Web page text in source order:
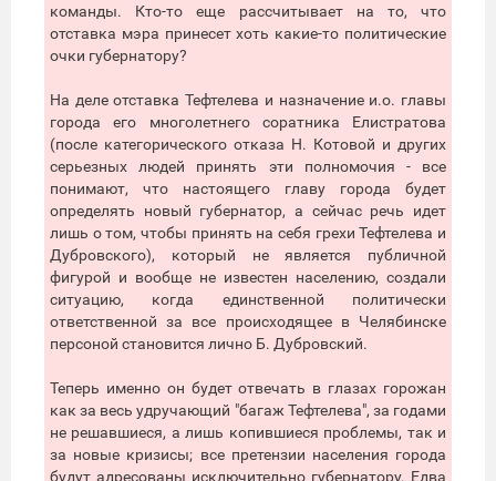
команды. Кто-то еще рассчитывает на то, что
отставка мэра принесет хоть какие-то политические
очки губернатору?
На деле отставка Тефтелева и назначение и.о. главы
города его многолетнего соратника Елистратова
(после категорического отказа Н. Котовой и других
серьезных людей принять эти полномочия - все
понимают, что настоящего главу города будет
определять новый губернатор, а сейчас речь идет
лишь о том, чтобы принять на себя грехи Тефтелева и
Дубровского), который не является публичной
фигурой и вообще не известен населению, создали
ситуацию, когда единственной политически
ответственной за все происходящее в Челябинске
персоной становится лично Б. Дубровский.
Теперь именно он будет отвечать в глазах горожан
как за весь удручающий "багаж Тефтелева", за годами
не решавшиеся, а лишь копившиеся проблемы, так и
за новые кризисы; все претензии населения города
будут адресованы исключительно губернатору. Едва